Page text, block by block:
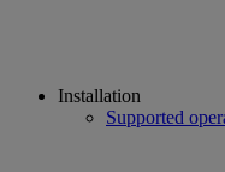
Installation
Supported